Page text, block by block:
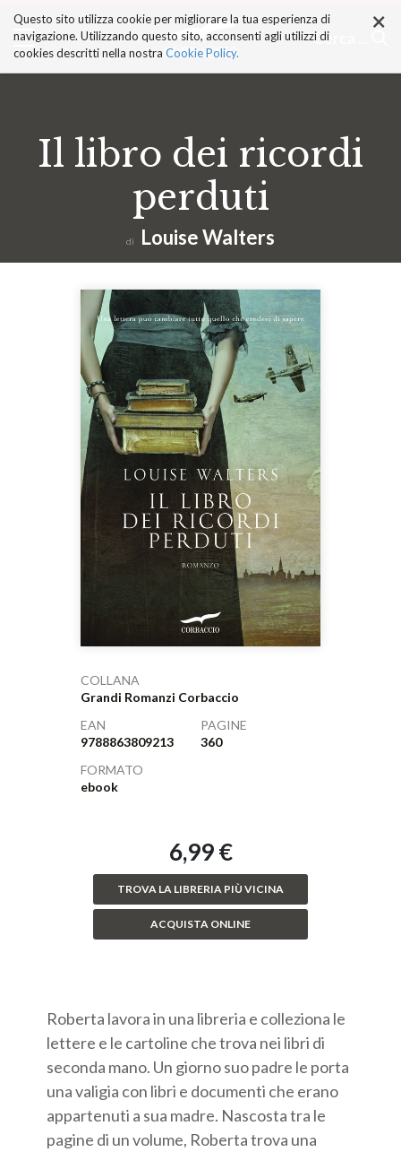
ai
contenuti.
|
Salta
Cerca ... ×
Questo sito utilizza cookie per migliorare la tua esperienza di
navigazione. Utilizzando questo sito, acconsenti agli utilizzi di
cookies descritti nella nostra Cookie Policy.
Il libro dei ricordi
perduti
di Louise Walters
COLLANA
Grandi Romanzi Corbaccio
EAN
9788863809213
PAGINE
360
FORMATO
ebook
6,99 €
TROVA LA LIBRERIA PIÙ VICINA
ACQUISTA ONLINE
Roberta lavora in una libreria e colleziona le
lettere e le cartoline che trova nei libri di
seconda mano. Un giorno suo padre le porta
una valigia con libri e documenti che erano
appartenuti a sua madre. Nascosta tra le
pagine di un volume, Roberta trova una